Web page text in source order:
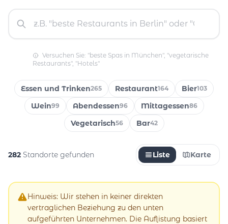
Versuchen Sie: "beste Spas in München", "vegetarische
Restaurants", "Hotels"
Essen und Trinken265 Restaurant164 Bier103
Wein99 Abendessen96 Mittagessen86
Vegetarisch56 Bar42
282 Standorte gefunden Liste Karte
Hinweis: Wir stehen in keiner direkten
vertraglichen Beziehung zu den unten
aufgeführten Unternehmen. Die Auflistung basiert